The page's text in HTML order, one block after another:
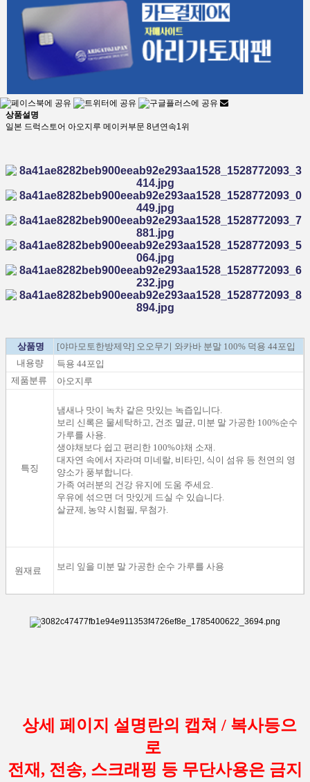
상품설명
일본 드럭스토어 아오지루 메이커부문 8년연속1위
상품명
[야마모토한방제약] 오오무기 와카바 분말 100% 덕용 44포입
내용량
득용 44포입
제품분류
아오지루
특징
냄새나 맛이 녹차 같은 맛있는 녹즙입니다.
보리 신록은 물세탁하고, 건조 멸균, 미분 말 가공한 100%순수
가루를 사용.
생야채 보다 쉽고 편리한 100%야채 소재 .
대자연 속에서 자라며 미네랄, 비타민, 식이 섬유 등 천연 의 영
양소가 풍부합니다.
가족 여러분의 건강 유지에 도움 주세요.
우유에 섞 으면 더 맛있게 드실 수 있습니다.
살균제 , 농약 시험필 , 무첨가.
원재료 보리 잎 을 미분 말 가공한 순수 가루를 사용
상세 페이지 설명란의 캡쳐 / 복사등으
로
전재, 전송, 스크래핑 등 무단사용은 금지